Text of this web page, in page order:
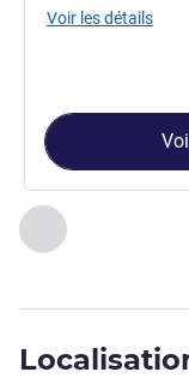
Précédent -
Page ,
Voir les détails